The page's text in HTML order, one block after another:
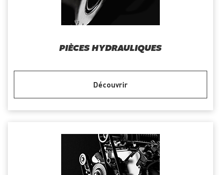
PIÈCES HYDRAULIQUES
Découvrir